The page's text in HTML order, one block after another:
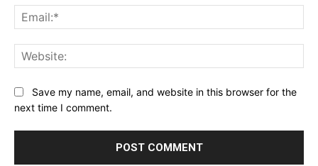
Save my name, email, and website in this browser for the
next time I comment.